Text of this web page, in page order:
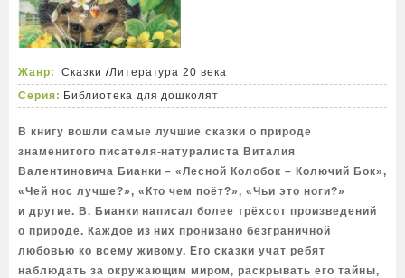
Жанр: Сказки /Литература 20 века
Серия: Библиотека для дошколят
В книгу вошли самые лучшие сказки о природе
знаменитого писателя-натуралиста Виталия
Валентиновича Бианки – «Лесной Колобок – Колючий Бок»,
«Чей нос лучше?», «Кто чем поёт?», «Чьи это ноги?»
и другие. В. Бианки написал более трёхсот произведений
о природе. Каждое из них пронизано безграничной
любовью ко всему живому. Его сказки учат ребят
наблюдать за окружающим миром, раскрывать его тайны,